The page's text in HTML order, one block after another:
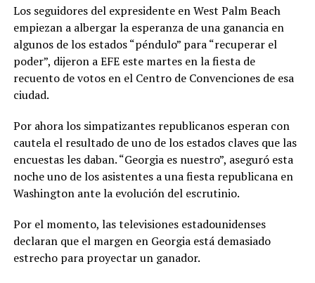
Los seguidores del expresidente en West Palm Beach
empiezan a albergar la esperanza de una ganancia en
algunos de los estados “péndulo” para “recuperar el
poder”, dijeron a EFE este martes en la fiesta de
recuento de votos en el Centro de Convenciones de esa
ciudad.
Por ahora los simpatizantes republicanos esperan con
cautela el resultado de uno de los estados claves que las
encuestas les daban. “Georgia es nuestro”, aseguró esta
noche uno de los asistentes a una fiesta republicana en
Washington ante la evolución del escrutinio.
Por el momento, las televisiones estadounidenses
declaran que el margen en Georgia está demasiado
estrecho para proyectar un ganador.